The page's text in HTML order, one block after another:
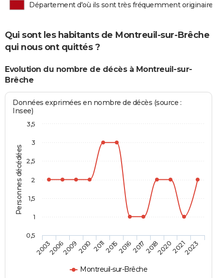
Département d'où ils sont très fréquemment originaires
Qui sont les habitants de Montreuil-sur-Brêche
qui nous ont quittés ?
Evolution du nombre de décès à Montreuil-sur-
Brêche
Personnes décédées
Données exprimées en nombre de décès (source :
Insee)
Montreuil-sur-Brêche
2003200620092010 20112015201620172018202020212023
0,5
1
1,5
2
2,5
3
3,5